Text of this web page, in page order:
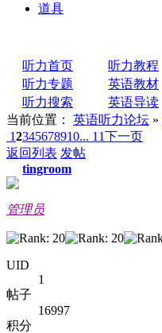
道具
听力首页 听力教程
听力专题
英语教材
听力搜索
英语导读
当前位置： 英语听力论坛 »
12345678910... 11下一页
返回列表 发帖
tingroom
管理员
UID
1
帖子
16997
积分